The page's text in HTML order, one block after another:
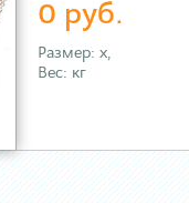
0 руб.
Размер: х,
Вес: кг